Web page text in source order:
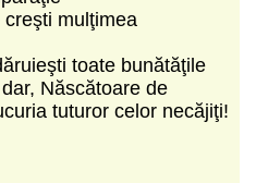
mulţimea
toate bunătăţile
Născătoare de
tuturor celor necăjiţi!